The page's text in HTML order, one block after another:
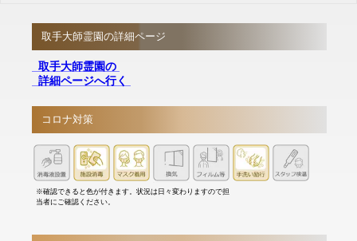
取手大師霊園の詳細ページ
取手大師霊園の
詳細ページへ行く
コロナ対策
※確認できると色が付きます。状況は日々変わりますので担
当者にご確認ください。